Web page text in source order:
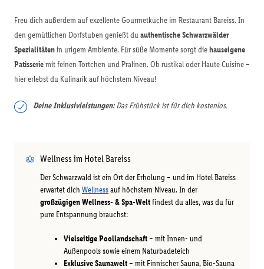
Freu dich außerdem auf exzellente Gourmetküche im Restaurant Bareiss. In
den gemütlichen Dorfstuben genießt duauthentische Schwarzwälder
Spezialitätenin urigem Ambiente. Für süße Momente sorgt diehauseigene
Patisseriemit feinen Törtchen und Pralinen. Ob rustikal oder Haute Cuisine –
hier erlebst du Kulinarik auf höchstem Niveau!
Deine Inklusivleistungen:Das Frühstück ist für dich kostenlos.
Wellness im Hotel Bareiss
Der Schwarzwald ist ein Ort der Erholung – und im Hotel Bareiss
erwartet dich Wellnessauf höchstem Niveau. In der
großzügigen Wellness- & Spa-Weltfindest du alles, was du für
pure Entspannung brauchst:
Vielseitige Poollandschaft– mit Innen- und
Außenpools sowie einem Naturbadeteich
Exklusive Saunawelt– mit Finnischer Sauna, Bio-Sauna